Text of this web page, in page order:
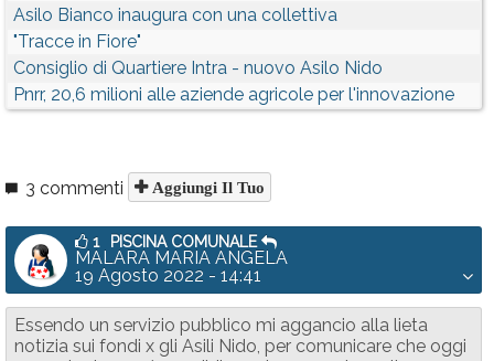
Asilo Bianco inaugura con una collettiva
"Tracce in Fiore"
Consiglio di Quartiere Intra - nuovo Asilo Nido
Pnrr, 20,6 milioni alle aziende agricole per l'innovazione
3 commenti Aggiungi Il Tuo
1 PISCINA COMUNALE
MALARA MARIA ANGELA
19 Agosto 2022 - 14:41
Essendo un servizio pubblico mi aggancio alla lieta
notizia sui fondi x gli Asili Nido, per comunicare che oggi